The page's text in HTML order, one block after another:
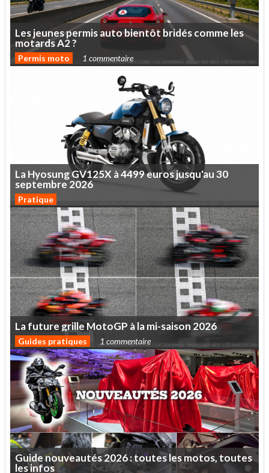
Lesjeunespermisautobientôt bridéscommeles
motardsA2?
Permis moto 1 commentaire
LaHyosungGV125X à4499eurosjusqu'au30
septembre 2026
Pratique
Lafuturegrille MotoGP àlami-saison 2026
Guides pratiques 1 commentaire
Guidenouveautés2026:touteslesmotos,toutes
lesinfos